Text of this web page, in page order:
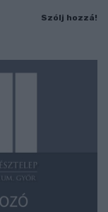
Szólj hozzá!